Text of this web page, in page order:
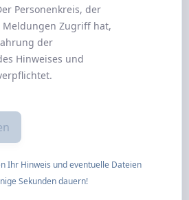
Personenkreis, der
Zugriff hat,
der
Hinweises und
Ihr Hinweis und eventuelle Dateien
Sekunden dauern!